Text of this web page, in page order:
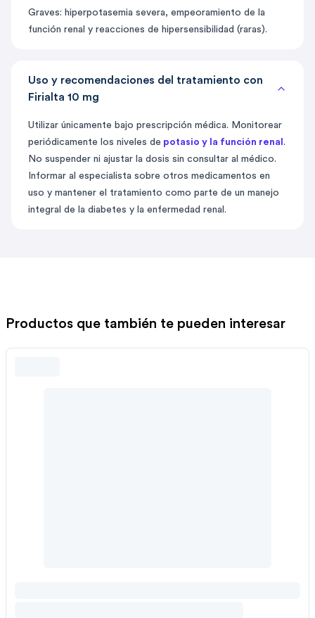
Graves: hiperpotasemia severa, empeoramiento de la
función renal y reacciones de hipersensibilidad (raras).
Uso y recomendaciones del tratamiento con
Firialta 10 mg
Utilizar únicamente bajo prescripción médica. Monitorear
periódicamente los niveles de potasio y la función renal .
No suspender ni ajustar la dosis sin consultar al médico.
Informar al especialista sobre otros medicamentos en
uso y mantener el tratamiento como parte de un manejo
integral de la diabetes y la enfermedad renal.
Productos que también te pueden interesar